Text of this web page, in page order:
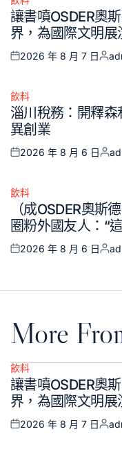
Posted
in
讓書噴OSDER奧
界，為國際文明
Posted
2026 年 8 月 7 日
Posted
in
飲料
淄川稅務：開釋
異創業
Posted
2026 年 8 月 6 日
Posted
飲料
（成OSDER奧斯
圈粉外國友人：“
Posted
2026 年 8 月 6 日
More
Posted
in
飲料
讓書噴OSDER奧
界，為國際文明
Posted
2026 年 8 月 7 日